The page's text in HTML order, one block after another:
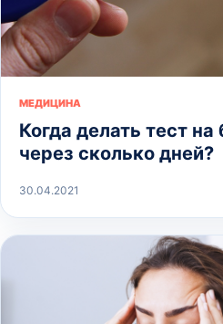
МЕДИЦИНА
Когда делать тест
через сколько дней?
30.04.2021